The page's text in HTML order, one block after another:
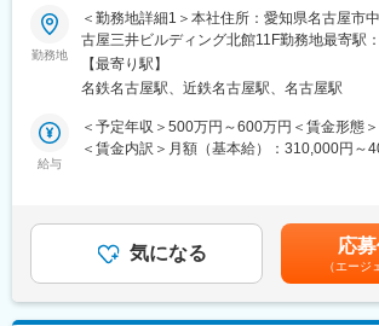
な経験を積んでいくことも可能です。また、
えCRCからSMAやCRAへのキャリアチェン
医療の研究員への転身など、事業の枠をこえ
ャレンジされている方もいらっしゃいます。
・25周年を迎えたアイロムグループでは先
支援事業（CRO・SMO）・メディカルサポ
変更の範囲：会社の定める業務
■職務概要：業界内でトップクラスの実績を
験コーディネーター）として下記業務を行っ
・患者への試験の説明
・治験のスケジュール管理
・各種データの収集、管理など
将来的にチームリーダーなどお任せできるこ
す。
員の方々が長期的に、そして自身の希望を叶
な環境をつくることです。フレックス勤務制
度、産休育休、育児手当等の制度も充実はも
勤務地
＜勤務地詳細1＞本社住所：愛知県名古屋市
古屋三井ビルディング北館11F勤務地最寄駅
動喫煙対策：屋内全面禁煙＜勤務地詳細2＞
（愛知県、静岡県、岐阜県、三重県、） 受動
【最寄り駅】
名鉄名古屋駅、近鉄名古屋駅、名古屋駅
給与
＜予定年収＞500万円～600万円＜賃金形態
＜賃金内訳＞月額（基本給）：310,000円～
があります。月給(月額)は固定手当を含めた
気になる 応
（エージ